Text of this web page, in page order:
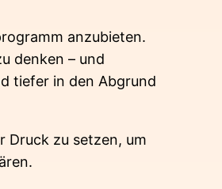
anzubieten.
denken – und
tiefer in den Abgrund
Druck zu setzen, um